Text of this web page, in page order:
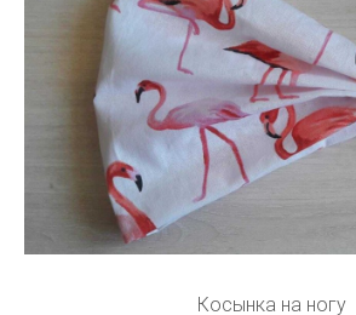
Косынка на ногу